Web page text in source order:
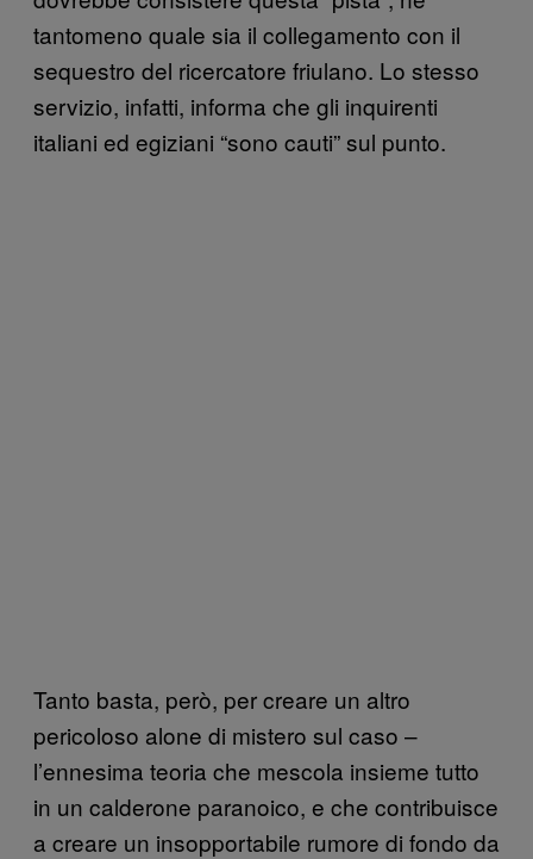
tantomeno quale sia il collegamento con il
sequestro del ricercatore friulano. Lo stesso
servizio, infatti, informa che gli inquirenti
italiani ed egiziani “sono cauti” sul punto.
Tanto basta, però, per creare un altro
pericoloso alone di mistero sul caso –
l’ennesima teoria che mescola insieme tutto
in un calderone paranoico, e che contribuisce
a creare un insopportabile rumore di fondo da